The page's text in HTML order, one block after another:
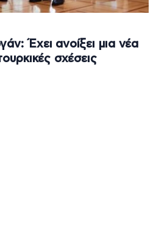
Έχει ανοίξει μια νέα
σχέσεις